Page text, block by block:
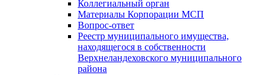
Коллегиальный орган
Материалы Корпорации МСП
Вопрос-ответ
Реестр муниципального имущества,
находящегося в собственности
Верхнеландеховского муниципального
района